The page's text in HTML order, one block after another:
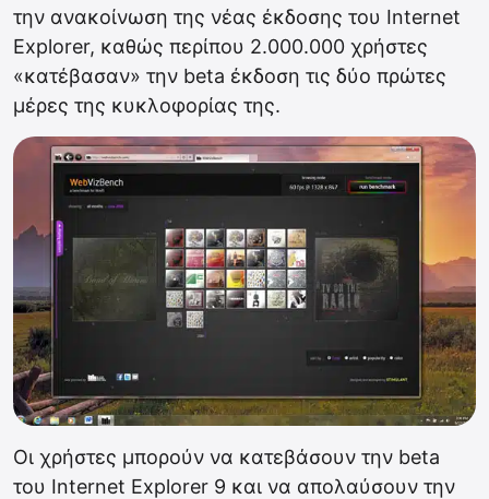
την ανακοίνωση της νέας έκδοσης του Internet
Explorer, καθώς περίπου 2.000.000 χρήστες
«κατέβασαν» την beta έκδοση τις δύο πρώτες
μέρες της κυκλοφορίας της.
Οι χρήστες μπορούν να κατεβάσουν την beta
του Internet Explorer 9 και να απολαύσουν την